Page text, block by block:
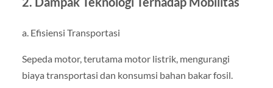
a. Efisiensi Transportasi
Sepeda motor, terutama motor listrik, mengurangi
biaya transportasi dan konsumsi bahan bakar fosil.